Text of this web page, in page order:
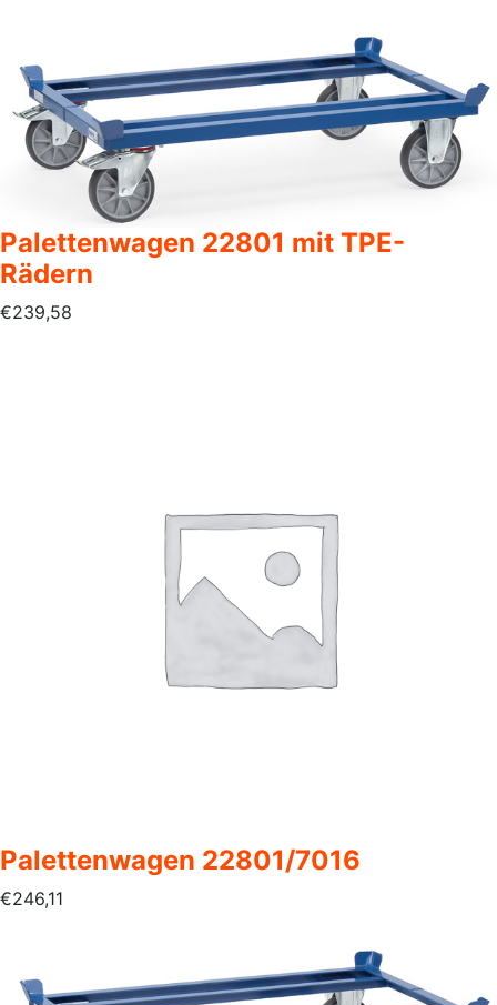
Palettenwagen 22801 mit TPE-
Rädern
€239,58
Palettenwagen 22801/7016
€246,11